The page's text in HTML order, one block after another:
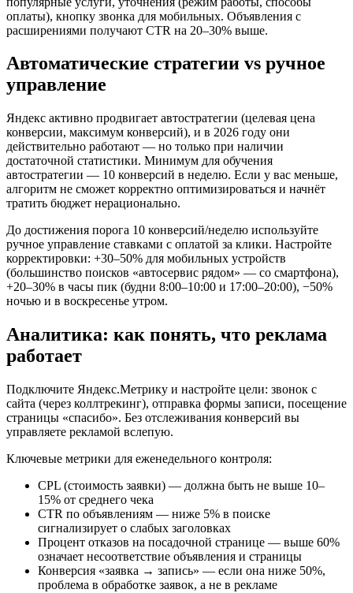
оплаты), кнопку звонка для мобильных. Объявления с
расширениями получают CTR на 20–30% выше.
Автоматические стратегии vs ручное
управление
Яндекс активно продвигает автостратегии (целевая цена
конверсии, максимум конверсий), и в 2026 году они
действительно работают — но только при наличии
достаточной статистики. Минимум для обучения
автостратегии — 10 конверсий в неделю. Если у вас меньше,
алгоритм не сможет корректно оптимизироваться и начнёт
тратить бюджет нерационально.
До достижения порога 10 конверсий/неделю используйте
ручное управление ставками с оплатой за клики. Настройте
корректировки: +30–50% для мобильных устройств
(большинство поисков «автосервис рядом» — со смартфона),
+20–30% в часы пик (будни 8:00–10:00 и 17:00–20:00), −50%
ночью и в воскресенье утром.
Аналитика: как понять, что реклама
работает
Подключите Яндекс.Метрику и настройте цели: звонок с
сайта (через коллтрекинг), отправка формы записи, посещение
страницы «спасибо». Без отслеживания конверсий вы
управляете рекламой вслепую.
Ключевые метрики для еженедельного контроля:
CPL (стоимость заявки) — должна быть не выше 10–
15% от среднего чека
CTR по объявлениям — ниже 5% в поиске
сигнализирует о слабых заголовках
Процент отказов на посадочной странице — выше 60%
означает несоответствие объявления и страницы
Конверсия «заявка → запись» — если она ниже 50%,
проблема в обработке заявок, а не в рекламе